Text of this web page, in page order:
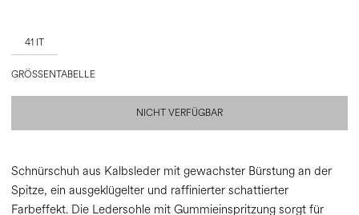
41 IT
GRÖSSENTABELLE
NICHT VERFÜGBAR
Schnürschuh aus Kalbsleder mit gewachster Bürstung an der
Spitze, ein ausgeklügelter und raffinierter schattierter
Farbeffekt. Die Ledersohle mit Gummieinspritzung sorgt für